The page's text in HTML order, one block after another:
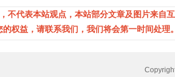
不代表本站观点，本站部分文章及图片来自
的权益，请联系我们，我们将会第一时间处